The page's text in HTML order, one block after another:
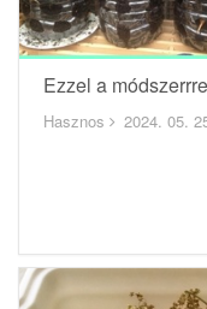
Ezzel a
Hasznos 2024. 05.